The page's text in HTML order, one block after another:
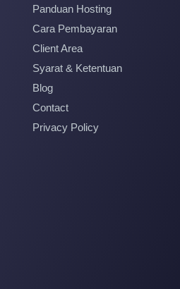
Panduan Hosting
Cara Pembayaran
Client Area
Syarat & Ketentuan
Blog
Contact
Privacy Policy